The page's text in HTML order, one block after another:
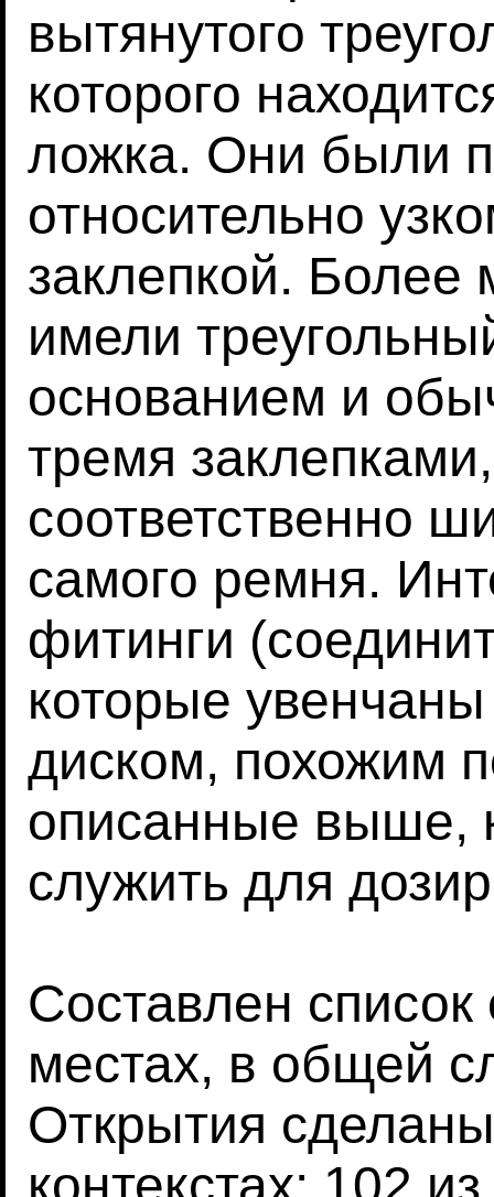
вытянутого
которого
ложка. Они были
относительно
заклепкой.
имели
основанием и
тремя
соответственно
самого ремня.
фитинги
которые
диском, похожим
описанные выше,
служить для
Составлен список
местах, в общей
Открытия